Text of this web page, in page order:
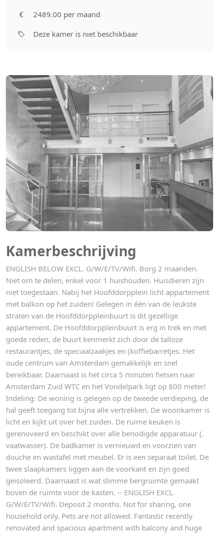
Kamerbeschrijving
ENGLISH BELOW EXCL. G/W/E/TV/Wifi. Borg 2 maanden.
Niet om te delen, enkel voor 1 huishouden. Huisdieren zijn
niet toegestaan. Nabij het Hoofddorpplein licht appartement
met balkon op het zuiden! Gelegen in één van de leukste
straten van de Hoofddorppleinbuurt is dit gezellige
appartement. De Hoofddorppleinbuurt is erg in trek en met
goede reden, de buurt kenmerkt zich door de talloze
restaurantjes, de speciaalzaakjes en (koffiebarretjes. Het
oude centrum van Amsterdam gemakkelijk en snel
bereikbaar. Daarnaast is het circa 5 minuten fietsen naar
Amsterdam Zuid WTC en het Vondelpark ligt op 800 meter!
Indeling: De woning is gelegen op de tweede verdieping, de
hal geeft toegang tot bijna alle vertrekken. De woonkamer is
licht en kijkt uit over het zuiden. De ruime keuken is
gerenoveerd en beschikt over alle benodigde apparatuur (.
vaatwasser). De badkamer is vernieuwd en voorzien van
douche en wastafel met meubel. Er is een separaat toilet. De
twee slaapkamers liggen aan de voorkant en zijn goed
geïsoleerd. Daarnaast is wat slimme bergruimte gemaakt
boven de ruimte voor de kasten. -- ENGLISH EXCL.
G/W/E/TV/Wifi. Deposit 2 months. Not for sharing, one
household only. Pets are not allowed. Fantastic recently
renovated and spacious apartment with balcony and huge
2489.00 per maand
Deze kamer is niet beschikbaar